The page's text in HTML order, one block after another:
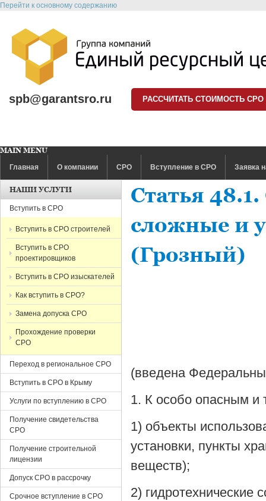
Перейти к основному содержанию
spb@garantsro.ru РАССЧИТАТЬ СТОИМОСТЬ СРО
MAIN MENU
Главная
О компании СРО Вступление в СРО Заявка
Статья
сложные и
(Грозный)
(введена
1. К особо опасным и
1) объекты
установки, пункты
веществ);
2) гидротехнические
НАШИ УСЛУГИ
Вступить в СРО
Вступить в СРО строителей
Вступить в СРО
проектировщиков
Вступить в СРО изыскателей
Как вступить в СРО?
Замена допуска СРО
Прохождение проверки
СРО
Переход в региональное СРО
Вступить в СРО в Крыму
Услуги по вступлению в СРО
Получение свидетельства
СРО
Получение строительной
лицензии
Допуск СРО в рассрочку
Срочное вступление в СРО